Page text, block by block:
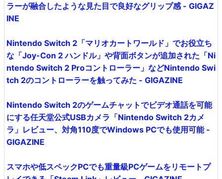
ラーが融合したような見た目で良好なグリップ感 - GIGAZ
INE
Nintendo Switch 2「マリオカートワールド」でお役立ち
な「Joy-Con 2 ハンドル」や背面ボタンが追加された「Ni
ntendo Switch 2 Proコントローラー」などNintendo Swi
tch 2のコントローラーを触ってみた - GIGAZINE
Nintendo Switch 2のゲームチャットでビデオ通話を可能
にする任天堂公式USBカメラ「Nintendo Switch 2カメ
ラ」レビュー、対角110度でWindows PCでも使用可能 -
GIGAZINE
スマホや低スペックPCでも重量級PCゲームをリモートプ